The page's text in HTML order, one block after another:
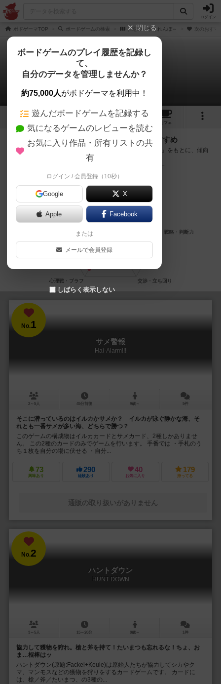
ログイン
ボドゲーマTOP ボードゲームの検索 掴恋慕～かくれんぼ～ 次のおすす
掴恋慕～かくれんぼ～
次のおすすめボードゲーム
2 1
カフェ
『掴恋慕～かくれんぼ～』が好きな方へのおすすめ
このゲームのトップページで投票された「プレイ感の評価」をもとに、傾向
が近いボードゲームをランキング形式で紹介します。
No.1
サメ警報
Hai-Alarm!!!
2～5人 45分前後 9歳～ 5件
そこに潜っているのはイルカかサメか？ イルカが泳ぐ静かな海、そ
れとも一番サメが多い海、どちらで勝つ？
このゲームの構成物はイルカカードとサメカード、2種しかありませ
ん。 この2種のカードのみでゲームを行います。 手番では ・手札のう
ち１枚を自分の場に伏せる ・自分...
73
興味あり
290
経験あり
40
お気に入り
179
持ってる
通販の取り扱いがありません
No.2
ハントダウン
HUNT DOWN
3～5人 15～20分 8歳～ 1件
協力して獲物を狩れ。槍と斧を持て！たいまつも忘れるな！ちょ、お
ま…棍棒はッ
ハントダウン(原題:Fackel+Keule)は原始人たちが協力してシカやク
マ、マンモスなどの獲物を狩りをするカードゲームです。 カードに
は、槍／斧／たいまつ、の3種の...
閉じる
ボードゲームのプレイ履歴を記録し
て、
自分のデータを管理しませんか？
約75,000人がボドゲーマを利用中！
遊んだボードゲームを記録する
気になるゲームのレビューを読む
お気に入り作品・所有リストの共
有
ログイン / 会員登録（10秒）
Google X
Apple Facebook
または
メールで会員登録
しばらく表示しない